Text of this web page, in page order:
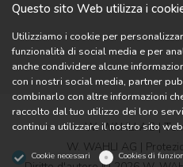
W. WAHLI AG |
W. WAHLI AG |
Questo sito Web utilizza i
Utilizziamo i cookie per
funzionalità di social media e per
anche condividere alcune
con i nostri social media, partner
combinarlo con altre informazioni
raccolto dal tuo utilizzo dei loro
continui a utilizzare il nostro sito
Cookie necessari Cookies di